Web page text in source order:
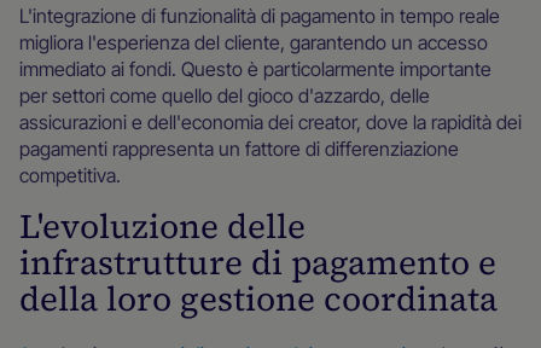
L'integrazione di funzionalità di pagamento in tempo reale
migliora l'esperienza del cliente, garantendo un accesso
immediato ai fondi. Questo è particolarmente importante
per settori come quello del gioco d'azzardo, delle
assicurazioni e dell'economia dei creator, dove la rapidità dei
pagamenti rappresenta un fattore di differenziazione
competitiva.
L'evoluzione delle
infrastrutture di pagamento e
della loro gestione coordinata